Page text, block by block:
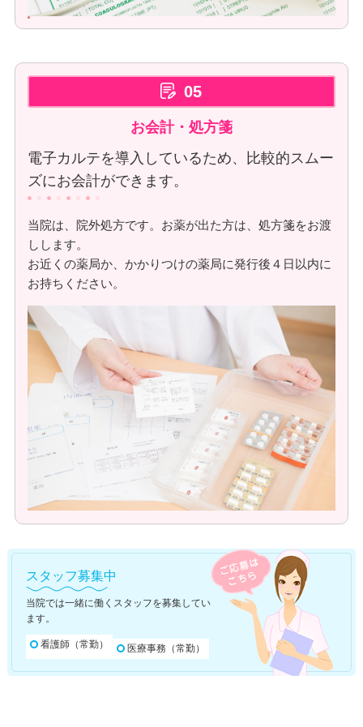
05
お会計・処方箋
電子カルテを導入しているため、比較的スムー
ズにお会計ができます。
当院は、院外処方です。お薬が出た方は、処方箋をお渡
しします。
お近くの薬局か、かかりつけの薬局に発行後４日以内に
お持ちください。
スタッフ募集中
当院では一緒に働くスタッフを募集してい
ます。
看護師（常勤） 医療事務（常勤）